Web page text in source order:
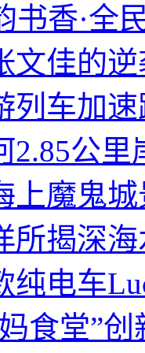
书香·全
文佳的
列车加
2.85公
上魔鬼
所揭深
纯电车
食堂”